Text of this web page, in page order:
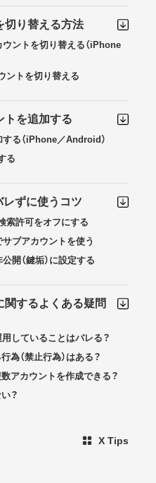
切り替える方法
ントを切り替える（iPhone
ントを切り替える
トを追加する
る（iPhone／Android）
る
ずに使うコツ
索許可をオフにする
ブアカウントを使う
開（鍵垢）に設定する
関するよくある疑問
用していることはバレる？
為（禁止行為）はある？
アカウントを作成できる？
？
X Tips